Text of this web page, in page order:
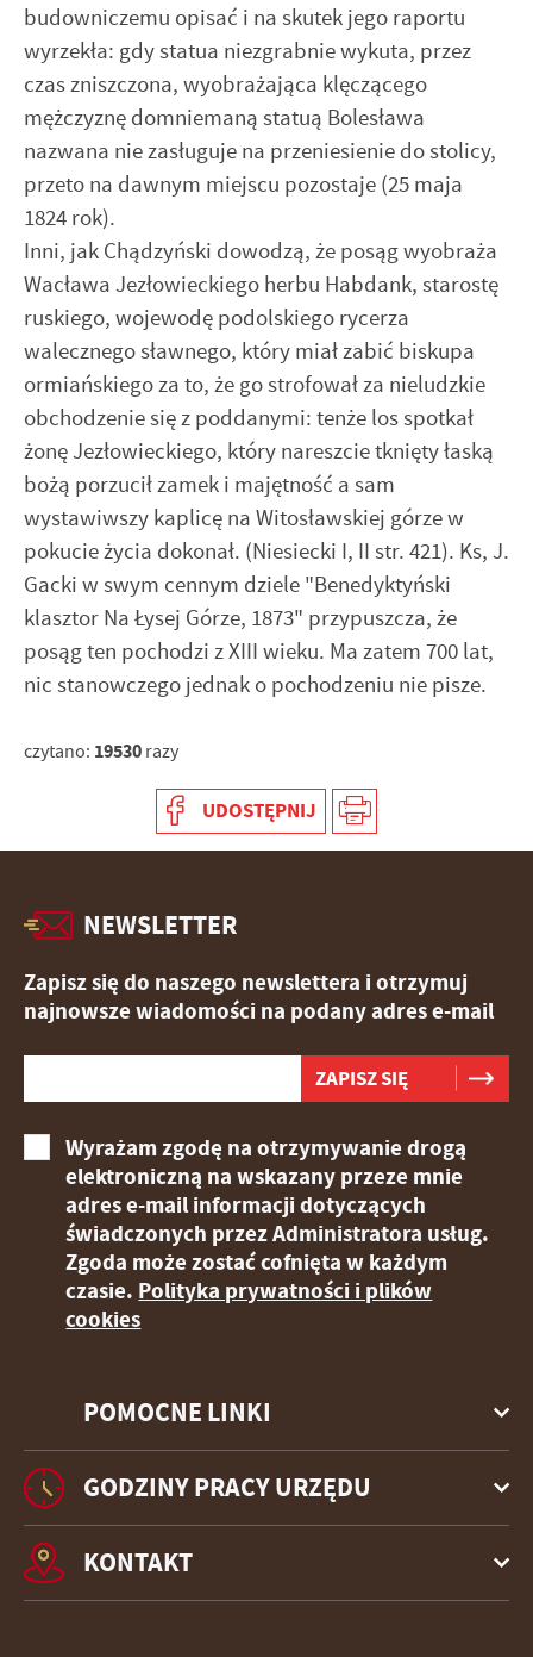
budowniczemu opisać i na skutek jego raportu
wyrzekła: gdy statua niezgrabnie wykuta, przez
czas zniszczona, wyobrażająca klęczącego
mężczyznę domniemaną statuą Bolesława
nazwana nie zasługuje na przeniesienie do stolicy,
przeto na dawnym miejscu pozostaje (25 maja
1824 rok).
Inni, jak Chądzyński dowodzą, że posąg wyobraża
Wacława Jezłowieckiego herbu Habdank, starostę
ruskiego, wojewodę podolskiego rycerza
walecznego sławnego, który miał zabić biskupa
ormiańskiego za to, że go strofował za nieludzkie
obchodzenie się z poddanymi: tenże los spotkał
żonę Jezłowieckiego, który nareszcie tknięty łaską
bożą porzucił zamek i majętność a sam
wystawiwszy kaplicę na Witosławskiej górze w
pokucie życia dokonał. (Niesiecki I, II str. 421). Ks, J.
Gacki w swym cennym dziele "Benedyktyński
klasztor Na Łysej Górze, 1873" przypuszcza, że
posąg ten pochodzi z XIII wieku. Ma zatem 700 lat,
nic stanowczego jednak o pochodzeniu nie pisze.
czytano: 19530 razy
UDOSTĘPNIJ
POMOCNE LINKI
NEWSLETTER
Zapisz się do naszego newslettera i otrzymuj
najnowsze wiadomości na podany adres e-mail
Wyrażam zgodę na otrzymywanie drogą
elektroniczną na wskazany przeze mnie
adres e-mail informacji dotyczących
świadczonych przez Administratora usług.
Zgoda może zostać cofnięta w każdym
czasie. Polityka prywatności i plików
cookies
GODZINY PRACY URZĘDU
KONTAKT